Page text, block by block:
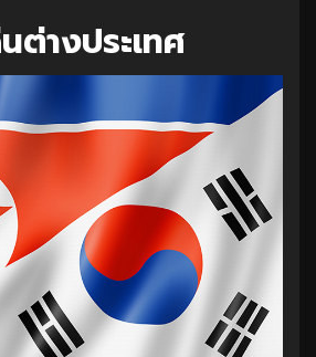
ต่างประเทศ